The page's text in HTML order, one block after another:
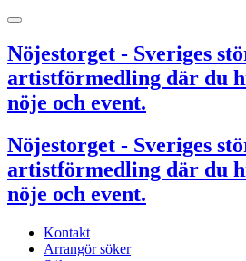
Nöjestorget - Sveriges
artistförmedling där du
nöje och event.
Nöjestorget - Sveriges
artistförmedling där du
nöje och event.
Kontakt
Arrangör söker